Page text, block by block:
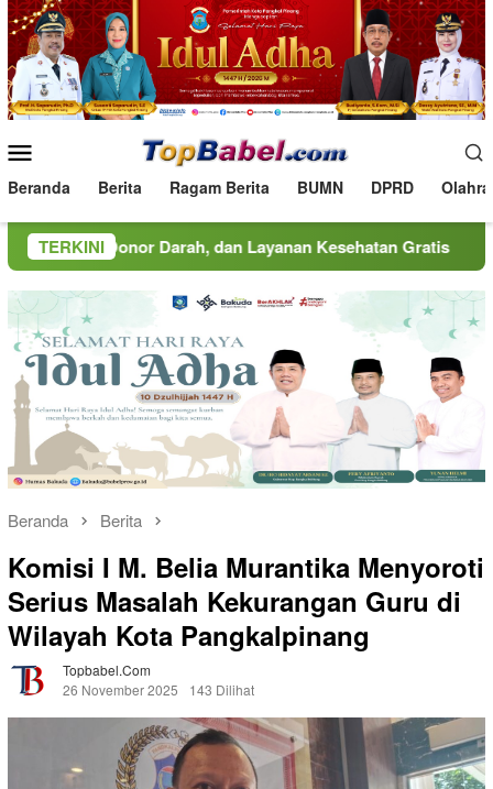
Loncat
ke
konten
Mobile
Beranda Berita Ragam Berita BUMN DPRD
TERKINI
Darah, dan Layanan Kesehatan Gratis MINDucation
Beranda Berita
Komisi I M. Belia Murantika Menyoroti
Serius Masalah Kekurangan Guru di
Wilayah Kota Pangkalpinang
Topbabel.com
26 November 2025
143 Dilihat